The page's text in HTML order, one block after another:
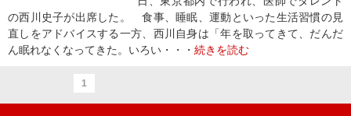
の西川史子が出席した。 食事、睡眠、運動といった生活習慣の見
直しをアドバイスする一方、西川自身は「年を取ってきて、だんだ
ん眠れなくなってきた。いろい・・・ 続きを読む
1